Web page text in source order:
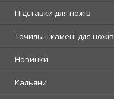
Підставки для ножів
Точильні камені для ножів
Новинки
Кальяни